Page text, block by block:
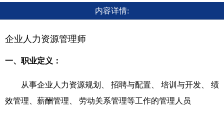
内容详情:
企业人力资源管理师
一、职业定义：
从事企业人力资源规划、 招聘与配置、 培训与开发、 绩
效管理、薪酬管理、 劳动关系管理等工作的管理人员